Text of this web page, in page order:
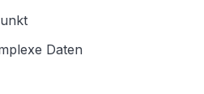
Daten